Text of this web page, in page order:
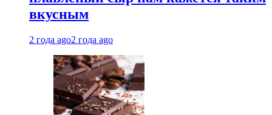
вкусным
2 года ago2 года ago